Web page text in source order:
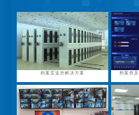
档案室监控解决方案 档案馆